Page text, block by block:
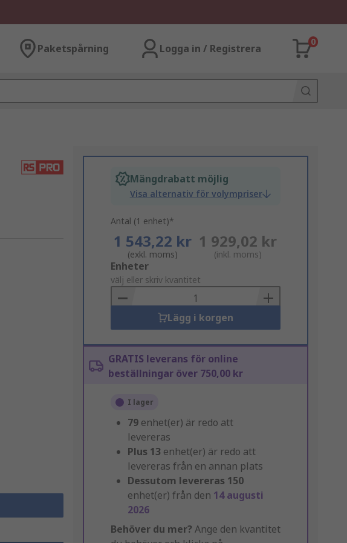
Paketspårning Logga in / Registrera
0
Mängdrabatt möjlig
Visa alternativ för volympriser
Antal (1 enhet)*
1 543,22 kr
(exkl. moms)
1 929,02 kr
(inkl. moms)
Add
to
Basket
Enheter
välj eller skriv kvantitet
Lägg i korgen
GRATIS leverans för online
beställningar över 750,00 kr
I lager
79 enhet(er) är redo att
levereras
Plus 13 enhet(er) är redo att
levereras från en annan plats
Dessutom levereras 150
enhet(er) från den 14 augusti
2026
Behöver du mer? Ange den kvantitet